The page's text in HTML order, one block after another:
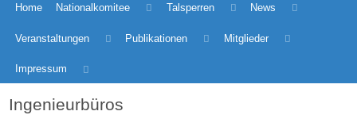
Home Nationalkomitee Talsperren News
Veranstaltungen Publikationen Mitglieder
Impressum
Ingenieurbüros